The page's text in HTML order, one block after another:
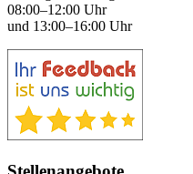
08:00–12:00 Uhr
und 13:00–16:00 Uhr